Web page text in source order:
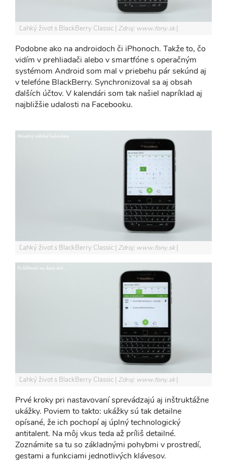
Ľahký život s BlackBerry Classic Zdroj: www.fony.sk
Podobne ako na androidoch či iPhonoch. Takže to, čo
vidím v prehliadači alebo v smartfóne s operačným
systémom Android som mal v priebehu pár sekúnd aj
v telefóne BlackBerry. Synchronizoval sa aj obsah
ďalších účtov. V kalendári som tak našiel napríklad aj
najbližšie udalosti na Facebooku.
Ľahký život s BlackBerry Classic Zdroj: www.fony.sk
Ľahký život s BlackBerry Classic Zdroj: www.fony.sk
Prvé kroky pri nastavovaní sprevádzajú aj inštruktážne
ukážky. Poviem to takto: ukážky sú tak detailne
opísané, že ich pochopí aj úplný technologický
antitalent. Na môj vkus teda až príliš detailné.
Zoznámite sa tu so základnými pohybmi v prostredí,
gestami a funkciami jednotlivých klávesov.